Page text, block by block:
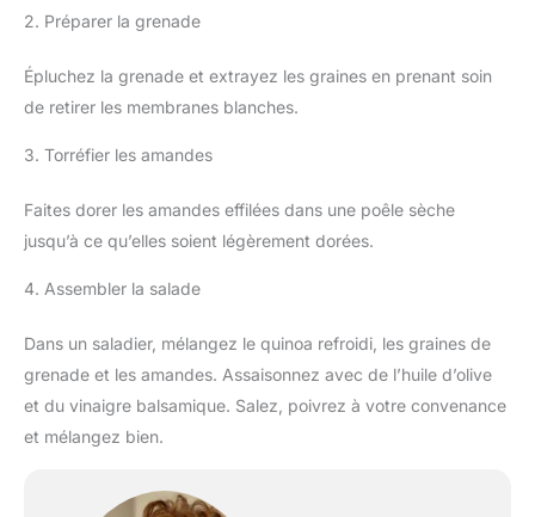
2. Préparer la grenade
Épluchez la grenade et extrayez les graines en prenant soin
de retirer les membranes blanches.
3. Torréfier les amandes
Faites dorer les amandes effilées dans une poêle sèche
jusqu’à ce qu’elles soient légèrement dorées.
4. Assembler la salade
Dans un saladier, mélangez le quinoa refroidi, les graines de
grenade et les amandes. Assaisonnez avec de l’huile d’olive
et du vinaigre balsamique. Salez, poivrez à votre convenance
et mélangez bien.